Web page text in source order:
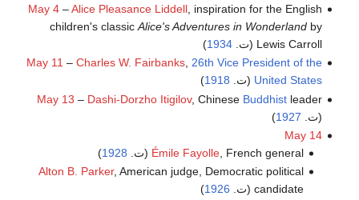
May 4–Alice Pleasance Liddell, inspiration for the English
children's classic Alice's Adventures in Wonderlandby
Lewis Carroll (ت.
1934
)
May 11 – Charles W. Fairbanks, 26th Vice President of the
United States (ت. 1918
)
May 13 – Dashi-Dorzho Itigilov, Chinese Buddhistleader
(ت. 1927
)
May 14
Émile Fayolle , French general (ت. 1928
)
Alton B. Parker, American judge, Democratic political
candidate (ت.
1926
)